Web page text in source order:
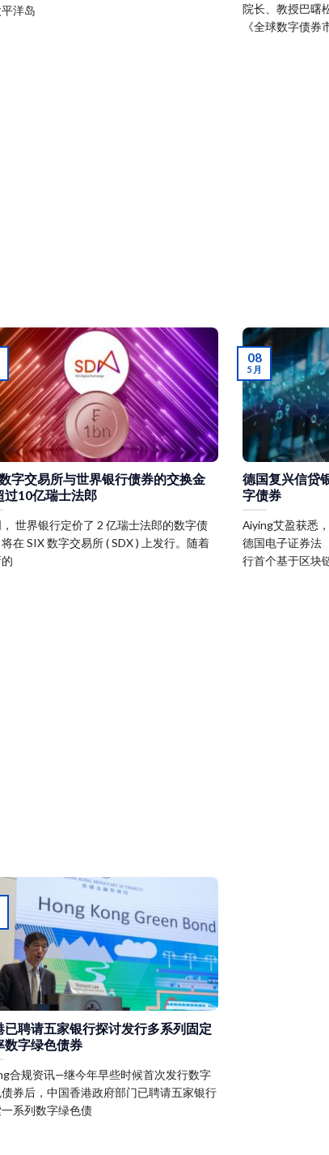
洋岛
院长、教授巴曙
《全球数字债券
字交易所与世界银行债券的交换金
过10亿瑞士法郎
， 世界银行定价了 2 亿瑞士法郎的数字债
在 SIX 数字交易所 ( SDX ) 上发行。随着
德国复兴信贷
字债券
Aiying艾盈获悉
德国电子证券法
行首个基于区块
08
5 月
已聘请五家银行探讨发行多系列固定
数字绿色债券
合规资讯—继今年早些时候首次发行数字
券后，中国香港政府部门已聘请五家银行
系列数字绿色债